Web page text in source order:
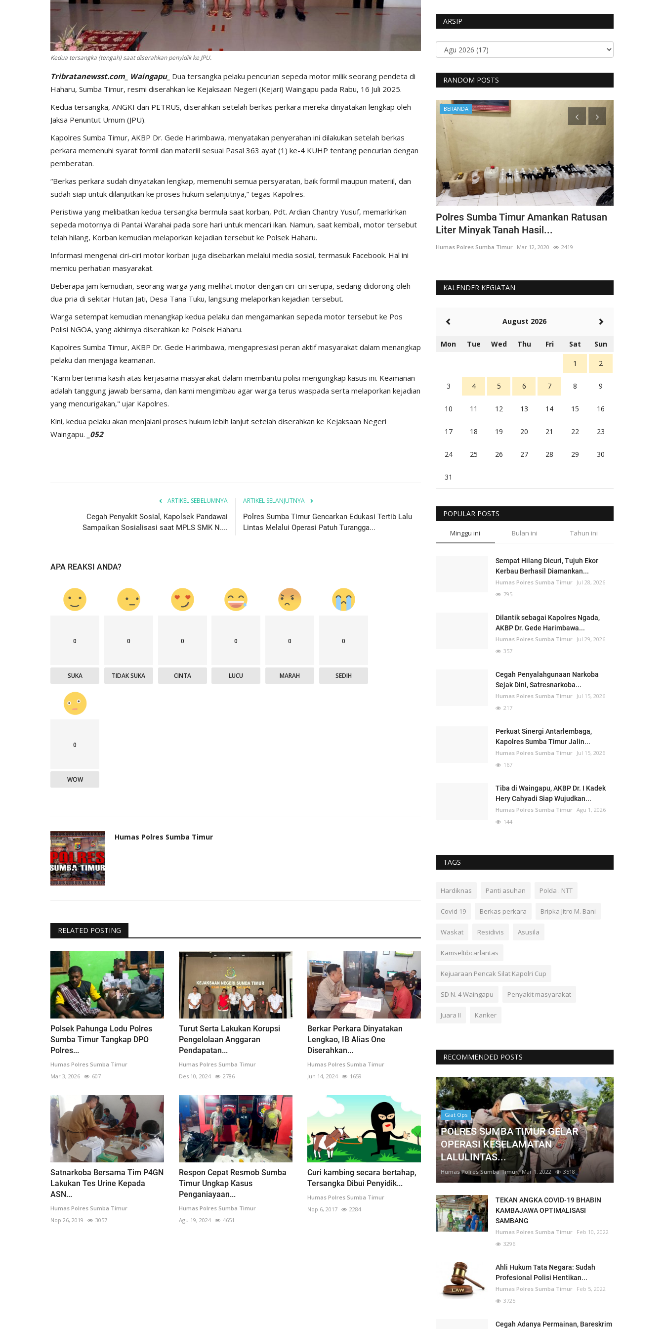
Kedua tersangka (tengah) saat diserahkan penyidik ke JPU.
Tribratanewsst.com_ Waingapu_ Dua tersangka pelaku pencurian sepeda motor milik seorang pendeta di
Haharu, Sumba Timur, resmi diserahkan ke Kejaksaan Negeri (Kejari) Waingapu pada Rabu, 16 Juli 2025.
Kedua tersangka, ANGKI dan PETRUS, diserahkan setelah berkas perkara mereka dinyatakan lengkap oleh
Jaksa Penuntut Umum (JPU).
Kapolres Sumba Timur, AKBP Dr. Gede Harimbawa, menyatakan penyerahan ini dilakukan setelah berkas
perkara memenuhi syarat formil dan materiil sesuai Pasal 363 ayat (1) ke-4 KUHP tentang pencurian dengan
pemberatan.
“Berkas perkara sudah dinyatakan lengkap, memenuhi semua persyaratan, baik formil maupun materiil, dan
sudah siap untuk dilanjutkan ke proses hukum selanjutnya,” tegas Kapolres.
Peristiwa yang melibatkan kedua tersangka bermula saat korban, Pdt. Ardian Chantry Yusuf, memarkirkan
sepeda motornya di Pantai Warahai pada sore hari untuk mencari ikan. Namun, saat kembali, motor tersebut
telah hilang, Korban kemudian melaporkan kejadian tersebut ke Polsek Haharu.
Informasi mengenai ciri-ciri motor korban juga disebarkan melalui media sosial, termasuk Facebook. Hal ini
memicu perhatian masyarakat.
Beberapa jam kemudian, seorang warga yang melihat motor dengan ciri-ciri serupa, sedang didorong oleh
dua pria di sekitar Hutan Jati, Desa Tana Tuku, langsung melaporkan kejadian tersebut.
Warga setempat kemudian menangkap kedua pelaku dan mengamankan sepeda motor tersebut ke Pos
Polisi NGOA, yang akhirnya diserahkan ke Polsek Haharu.
Kapolres Sumba Timur, AKBP Dr. Gede Harimbawa, mengapresiasi peran aktif masyarakat dalam menangkap
pelaku dan menjaga keamanan.
"Kami berterima kasih atas kerjasama masyarakat dalam membantu polisi mengungkap kasus ini. Keamanan
adalah tanggung jawab bersama, dan kami mengimbau agar warga terus waspada serta melaporkan kejadian
yang mencurigakan," ujar Kapolres.
Kini, kedua pelaku akan menjalani proses hukum lebih lanjut setelah diserahkan ke Kejaksaan Negeri
Waingapu. _052
ARTIKEL SEBELUMNYA
Cegah Penyakit Sosial, Kapolsek Pandawai
Sampaikan Sosialisasi saat MPLS SMK N....
ARTIKEL SELANJUTNYA
Polres Sumba Timur Gencarkan Edukasi Tertib Lalu
Lintas Melalui Operasi Patuh Turangga...
APA REAKSI ANDA?
0
SUKA
0
TIDAK SUKA
0
CINTA
0
LUCU
0
MARAH
0
SEDIH
0
WOW
Humas Polres Sumba Timur
RELATED POSTING
Polsek Pahunga Lodu Polres
Sumba Timur Tangkap DPO
Polres...
Humas Polres Sumba Timur
Mar 3, 2026
607
Turut Serta Lakukan Korupsi
Pengelolaan Anggaran
Pendapatan...
Humas Polres Sumba Timur
Des 10, 2024
2786
Berkar Perkara Dinyatakan
Lengkao, IB Alias One
Diserahkan...
Humas Polres Sumba Timur
Jun 14, 2024
1659
Satnarkoba Bersama Tim P4GN
Lakukan Tes Urine Kepada
ASN...
Humas Polres Sumba Timur
Nop 26, 2019
3057
Respon Cepat Resmob Sumba
Timur Ungkap Kasus
Penganiayaan...
Humas Polres Sumba Timur
Agu 19, 2024
4651
Curi kambing secara bertahap,
Tersangka Dibui Penyidik...
Humas Polres Sumba Timur
Nop 6, 2017
2284
ARSIP
RANDOM POSTS
BERANDA
Polres Sumba Timur Terus Dukung
Ketahanan Pangan Melalui...
Polisi Kita
Jelang Hut Polwan Ke 68, Kapolres
Sumba Timur Beri Arahan...
BERANDA
Polres Sumba Timur Amankan Ratusan
Liter Minyak Tanah Hasil...
Humas Polres Sumba Timur Mar 12, 2020 2419
KALENDER KEGIATAN
August 2026
Mon Tue Wed Thu Fri Sat Sun
1 2
3 4 5 6 7 8 9
10 11 12 13 14 15 16
17 18 19 20 21 22 23
24 25 26 27 28 29 30
31
POPULAR POSTS
Minggu ini Bulan ini Tahun ini
Sempat Hilang Dicuri, Tujuh Ekor
Kerbau Berhasil Diamankan...
Humas Polres Sumba Timur Jul 28, 2026
795
Dilantik sebagai Kapolres Ngada,
AKBP Dr. Gede Harimbawa...
Humas Polres Sumba Timur Jul 29, 2026
357
Cegah Penyalahgunaan Narkoba
Sejak Dini, Satresnarkoba...
Humas Polres Sumba Timur Jul 15, 2026
217
Perkuat Sinergi Antarlembaga,
Kapolres Sumba Timur Jalin...
Humas Polres Sumba Timur Jul 15, 2026
167
Tiba di Waingapu, AKBP Dr. I Kadek
Hery Cahyadi Siap Wujudkan...
Humas Polres Sumba Timur Agu 1, 2026
144
TAGS
Hardiknas Panti asuhan Polda . NTT
Covid 19 Berkas perkara Bripka Jitro M. Bani
Waskat Residivis Asusila
Kamseltibcarlantas
Kejuaraan Pencak Silat Kapolri Cup
SD N. 4 Waingapu Penyakit masyarakat
Juara II Kanker
RECOMMENDED POSTS
Giat Ops
POLRES SUMBA TIMUR GELAR
OPERASI KESELAMATAN
LALULINTAS...
Humas Polres Sumba Timur Mar 1, 2022 3518
TEKAN ANGKA COVID-19 BHABIN
KAMBAJAWA OPTIMALISASI
SAMBANG
Humas Polres Sumba Timur Feb 10, 2022
3296
Ahli Hukum Tata Negara: Sudah
Profesional Polisi Hentikan...
Humas Polres Sumba Timur Feb 5, 2022
3725
Cegah Adanya Permainan, Bareskrim